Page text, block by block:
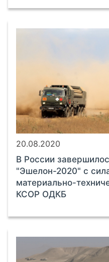
20.08.2020
В России
"Эшелон-2020" с
материально-
КСОР ОДКБ